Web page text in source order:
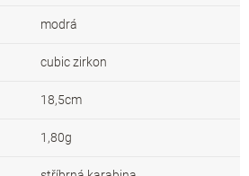
modrá
cubic zirkon
18,5cm
1,80g